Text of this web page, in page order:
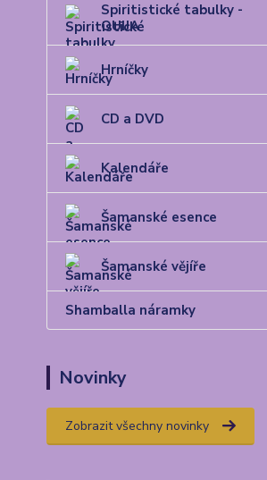
Spiritistické tabulky -
OUIJA
Hrníčky
CD a DVD
Kalendáře
Šamanské esence
Šamanské vějíře
Shamballa náramky
Novinky
Zobrazit všechny novinky